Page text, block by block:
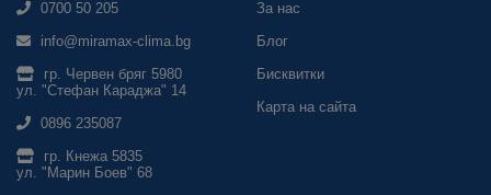
0700 50 205
info@miramax-clima.bg
гр. Червен бряг 5980
ул. "Стефан Караджа" 14
0896 235087
гр. Кнежа 5835
ул. "Марин Боев" 68
За нас
Блог
Бисквитки
Карта на сайта